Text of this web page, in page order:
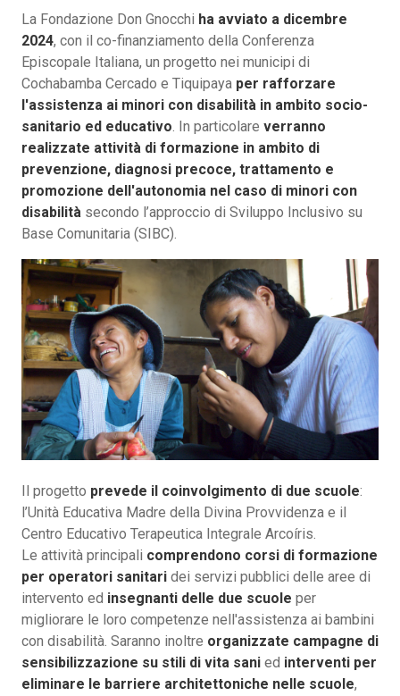
La Fondazione Don Gnocchi ha avviato a dicembre
2024, con il co-finanziamento della Conferenza
Episcopale Italiana, un progetto nei municipi di
Cochabamba Cercado e Tiquipaya per rafforzare
l'assistenza ai minori con disabilità in ambito socio-
sanitario ed educativo. In particolare verranno
realizzate attività di formazione in ambito di
prevenzione, diagnosi precoce, trattamento e
promozione dell'autonomia nel caso di minori con
disabilità secondo l’approccio di Sviluppo Inclusivo su
Base Comunitaria (SIBC).
Il progetto prevede il coinvolgimento di due scuole:
l’Unità Educativa Madre della Divina Provvidenza e il
Centro Educativo Terapeutica Integrale Arcoíris.
Le attività principali comprendono corsi di formazione
per operatori sanitari dei servizi pubblici delle aree di
intervento ed insegnanti delle due scuole per
migliorare le loro competenze nell'assistenza ai bambini
con disabilità. Saranno inoltre organizzate campagne di
sensibilizzazione su stili di vita sani ed interventi per
eliminare le barriere architettoniche nelle scuole,